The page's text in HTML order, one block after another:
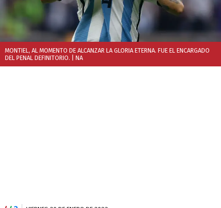
MONTIEL, AL MOMENTO DE ALCANZAR LA GLORIA ETERNA. FUE EL ENCARGADO
DEL PENAL DEFINITORIO. | NA